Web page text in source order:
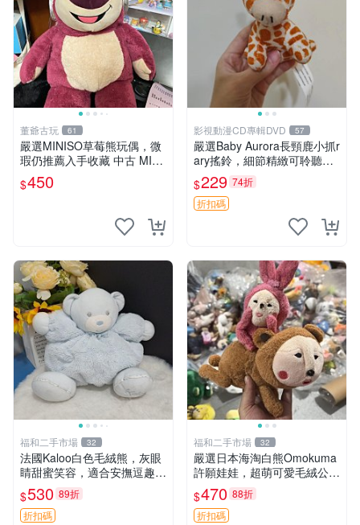
董爺古玩 61
嚴選MINISO草莓熊玩偶，微
瑕仍推薦入手收藏 中古 MINI
SO 草莓熊 玩具 收藏
$450
影視動漫CD專輯DVD 57
嚴選Baby Aurora長頸鹿小抓r
ary搖鈴，細節精緻可聆聽清
脆鈴音 軟萌可愛 定制紀念 金
屬搖鈴 新手媽咪推薦 長頸鹿
抓rary 搖鈴
$229 74折
折扣碼
福和二手市場 32
法國Kaloo白色毛絨熊，灰眼
睛甜蜜笑容，適合安撫逗趣可
愛，柔軟面料手感佳。14 白
色安撫熊 毛絨玩具 寶寶逗樂
具
$530 89折
折扣碼
福和二手市場 32
嚴選日本海淘白熊Omokuma
許願娃娃，超萌可愛毛絨公仔
推薦收藏 白熊 Omokuma 毛
絨玩具 偽裝娃娃 玩具擺飾
$470 88折
折扣碼